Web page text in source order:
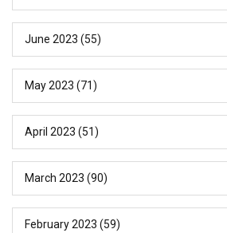
June 2023 (55)
May 2023 (71)
April 2023 (51)
March 2023 (90)
February 2023 (59)